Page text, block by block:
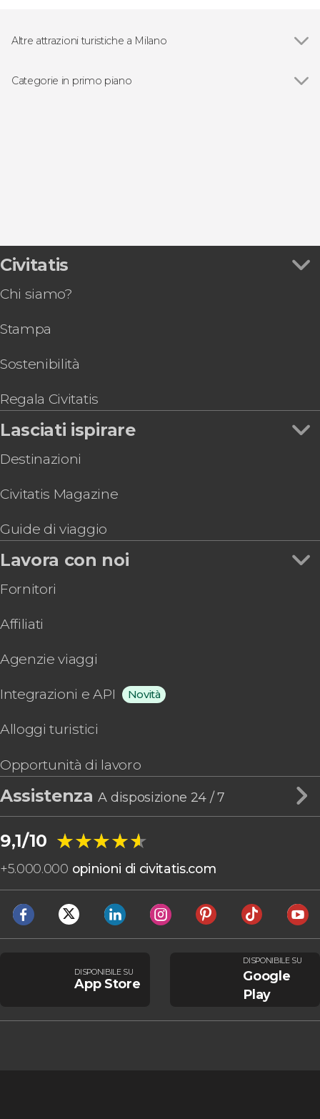
Altre attrazioni turistiche a Milano
Duomo di Milano
Categorie in primo piano
Civitatis
Chi siamo?
Stampa
Sostenibilità
Regala Civitatis
Lasciati ispirare
Destinazioni
Civitatis Magazine
Guide di viaggio
Lavora con noi
Fornitori
Affiliati
Agenzie viaggi
Integrazioni e API Novità
Alloggi turistici
Opportunità di lavoro
AssistenzaA disposizione 24 / 7
9,1/10 ★★★★★
★★★★★
+5.000.000 opinioni di civitatis.com
DISPONIBILE SU
App Store
DISPONIBILE SU
Google
Play